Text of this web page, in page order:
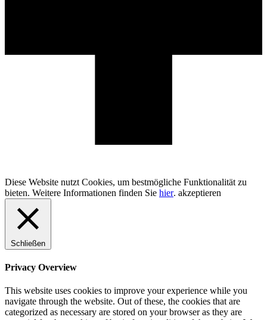
Diese Website nutzt Cookies, um bestmögliche Funktionalität zu
bieten. Weitere Informationen finden Sie hier. akzeptieren
Schließen
Privacy Overview
This website uses cookies to improve your experience while you
navigate through the website. Out of these, the cookies that are
categorized as necessary are stored on your browser as they are